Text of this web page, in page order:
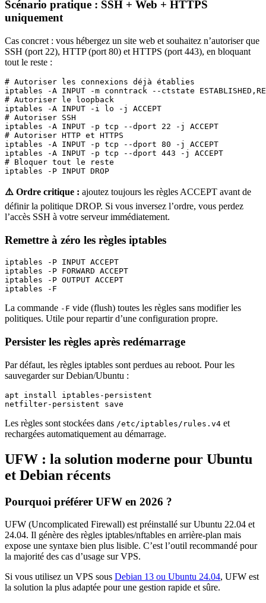
Scénario pratique : SSH + Web + HTTPS
uniquement
Cas concret : vous hébergez un site web et souhaitez n’autoriser que
SSH (port 22), HTTP (port 80) et HTTPS (port 443), en bloquant
tout le reste :
# Autoriser les connexions déjà établies
iptables -A INPUT -m conntrack --ctstate
# Autoriser le loopback
iptables -A INPUT -i lo -j ACCEPT
# Autoriser SSH
iptables -A INPUT -p tcp --dport 22 -j ACCEPT
# Autoriser HTTP et HTTPS
iptables -A INPUT -p tcp --dport 80 -j ACCEPT
iptables -A INPUT -p tcp --dport 443 -j ACCEPT
# Bloquer tout le reste
iptables -P INPUT DROP
⚠️ Ordre critique : ajoutez toujours les règles ACCEPT avant de
définir la politique DROP. Si vous inversez l’ordre, vous perdez
l’accès SSH à votre serveur immédiatement.
Remettre à zéro les règles iptables
iptables -P INPUT ACCEPT
iptables -P FORWARD ACCEPT
iptables -P OUTPUT ACCEPT
iptables -F
La commande -F vide (flush) toutes les règles sans modifier les
politiques. Utile pour repartir d’une configuration propre.
Persister les règles après redémarrage
Par défaut, les règles iptables sont perdues au reboot. Pour les
sauvegarder sur Debian/Ubuntu :
apt install iptables-persistent
netfilter-persistent save
Les règles sont stockées dans /etc/iptables/rules.v4 et
rechargées automatiquement au démarrage.
UFW : la solution moderne pour Ubuntu
et Debian récents
Pourquoi préférer UFW en 2026 ?
UFW (Uncomplicated Firewall) est préinstallé sur Ubuntu 22.04 et
24.04. Il génère des règles iptables/nftables en arrière-plan mais
expose une syntaxe bien plus lisible. C’est l’outil recommandé pour
la majorité des cas d’usage sur VPS.
Si vous utilisez un VPS sous Debian 13 ou Ubuntu 24.04, UFW est
la solution la plus adaptée pour une gestion rapide et sûre.